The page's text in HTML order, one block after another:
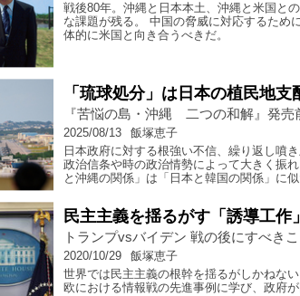
戦後80年。沖縄と日本本土、沖縄と米国と
な課題が残る。 中国の脅威に対応するため
体的に米国と向き合うべきだ。
「琉球処分」は日本の植民地
『苦悩の島・沖縄 二つの和解』発売
2025/08/13
飯塚恵子
日本政府に対する根強い不信、繰り返し噴
政治信条や時の政治情勢によって大きく振
と沖縄の関係」は「日本と韓国の関係」に
民主主義を揺るがす「誘導工作
トランプvsバイデン 戦の後にすべきこ
2020/10/29
飯塚恵子
世界では民主主義の根幹を揺るがしかねな
欧における情報戦の先進事例に学び、政府